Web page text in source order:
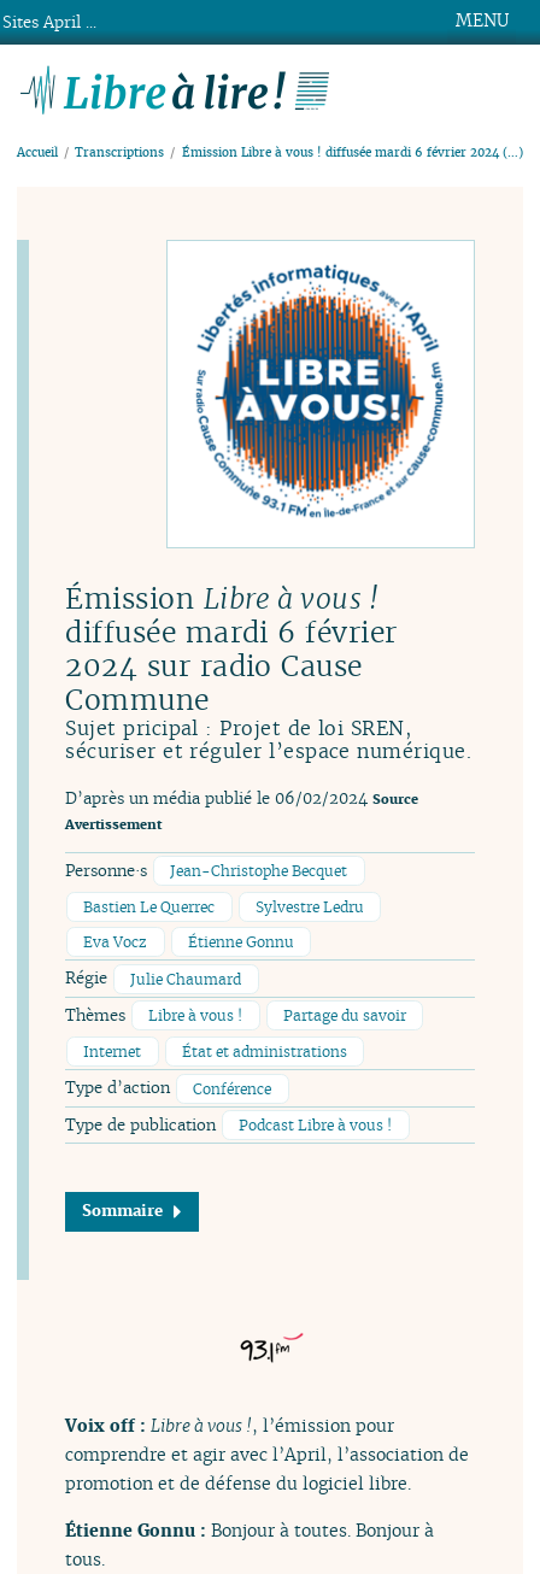
MENU
Accueil Transcriptions Émission Libre à vous ! diffusée mardi 6 février 2024 (…)
Émission Libre à vous !
diffusée mardi 6 février
2024 sur radio Cause
Commune
Sujet pricipal : Projet de loi SREN,
sécuriser et réguler l’espace numérique.
D’après un média publié le 06/02/2024 Source
Avertissement
Personne·s
Jean-Christophe Becquet
Bastien Le Querrec
Sylvestre Ledru
Eva Vocz
Étienne Gonnu
Régie Julie Chaumard
Thèmes Libre à vous !
Partage du savoir
Internet
État et administrations
Type d’action Conférence
Type de publication Podcast Libre à vous !
Sommaire
Voix off :Libre à vous !, l’émission pour
comprendre et agir avec l’April, l’association de
promotion et de défense du logiciel libre.
Étienne Gonnu :Bonjour à toutes. Bonjour à
tous.
Sites April ...